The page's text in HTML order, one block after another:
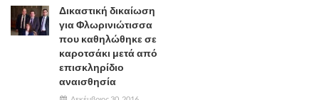
Δικαστική δικαίωση
για Φλωρινιώτισσα
που καθηλώθηκε σε
καροτσάκι μετά από
επισκληρίδιο
αναισθησία